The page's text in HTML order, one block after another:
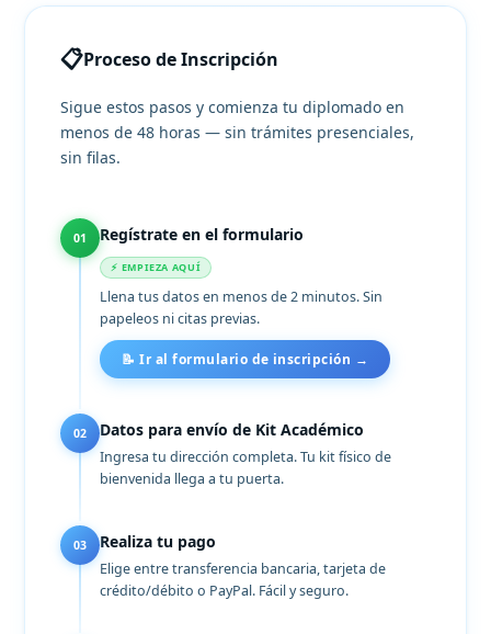
📋Proceso de Inscripción
Sigue estos pasos y comienza tu diplomado en
menos de 48 horas — sin trámites presenciales,
sin filas.
01 Regístrate en el formulario
⚡ EMPIEZA AQUÍ
Llena tus datos en menos de 2 minutos. Sin
papeleos ni citas previas.
📝 Ir al formulario de inscripción →
02 Datos para envío de Kit Académico
Ingresa tu dirección completa. Tu kit físico de
bienvenida llega a tu puerta.
03 Realiza tu pago
Elige entre transferencia bancaria, tarjeta de
crédito/débito o PayPal. Fácil y seguro.